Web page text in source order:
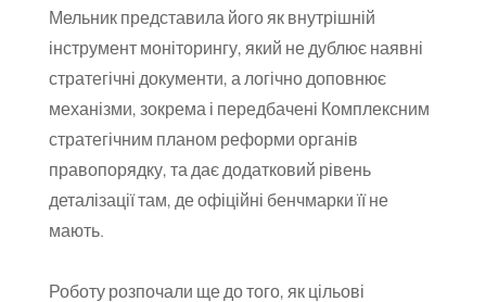
Мельник представила його як внутрішній
інструмент моніторингу, який не дублює наявні
стратегічні документи, а логічно доповнює
механізми, зокрема і передбачені Комплексним
стратегічним планом реформи органів
правопорядку, та дає додатковий рівень
деталізації там, де офіційні бенчмарки її не
мають.
Роботу розпочали ще до того, як цільові